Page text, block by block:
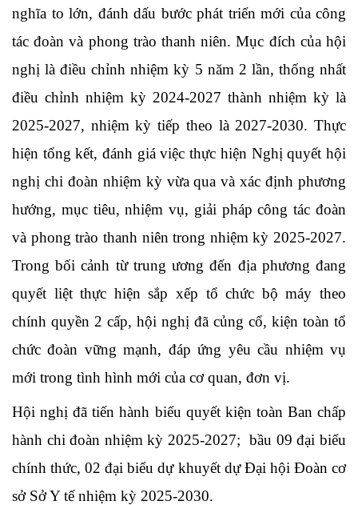
nghĩa to lớn, đánh dấu bước phát triển mới của công
tác đoàn và phong trào thanh niên. Mục đích của hội
nghị là điều chỉnh nhiệm kỳ 5 năm 2 lần, thống nhất
điều chỉnh nhiệm kỳ 2024-2027 thành nhiệm kỳ là
2025-2027, nhiệm kỳ tiếp theo là 2027-2030. Thực
hiện tổng kết, đánh giá việc thực hiện Nghị quyết hội
nghị chi đoàn nhiệm kỳ vừa qua và xác định phương
hướng, mục tiêu, nhiệm vụ, giải pháp công tác đoàn
và phong trào thanh niên trong nhiệm kỳ 2025-2027.
Trong bối cảnh từ trung ương đến địa phương đang
quyết liệt thực hiện sắp xếp tổ chức bộ máy theo
chính quyền 2 cấp, hội nghị đã củng cổ, kiện toàn tổ
chức đoàn vững mạnh, đáp ứng yêu cầu nhiệm vụ
mới trong tình hình mới của cơ quan, đơn vị.
Hội nghị đã tiến hành biểu quyết kiện toàn Ban chấp
hành chi đoàn nhiệm kỳ 2025-2027; bầu 09 đại biểu
chính thức, 02 đại biểu dự khuyết dự Đại hội Đoàn cơ
sở Sở Y tế nhiệm kỳ 2025-2030.